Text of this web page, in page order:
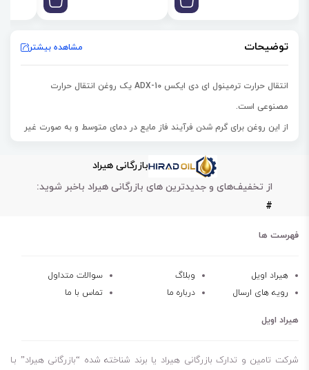
توضیحات مشاهده بیشتر
انتقال حرارت ترمینول ای دی ایکس ADX-10 یک روغن انتقال حرارت
مصنوعی است.
از این روغن برای گرم شدن فرآیند فاز مایع در دمای متوسط و به صورت غیر
روغن انتقال حرارت ترمینول ای دی ایکس ADX-10 به دلیل قابلیت پمپاژ
عالی سبب خاموش شدن و راه‌اندازی آسان می‌شود.
برخوردار است، به همین دلیل نیاز به بخار و ردیابی گرما را از بین می‌برد.
کاربرد آسان
کارکرد عالی در دمای پایین
بازرگانی هیراد
از تخفیف‌های و جدیدترین های بازرگانی هیراد باخبر شوید:
#
فهرست ها
هیراد اویل وبلاگ
سوالات متداول
رویه های ارسال
درباره ما تماس با ما
هیراد اویل
شرکت تامین و تدارک بازرگانی هیراد یا برند شناخته شده “بازرگانی هیراد” بـا